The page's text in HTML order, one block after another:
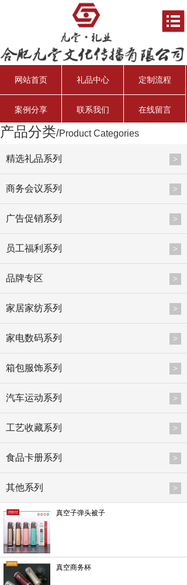
网站首页 礼品中心 定制流程
案例分享 联系我们 在线留言
资产管理经理 行业分析师 资深投资总监
产品分类/Product Categories
精选礼品系列 >
商务会议系列 >
广告促销系列 >
员工福利系列 >
品牌专区 >
家居家纺系列 >
家电数码系列 >
箱包服饰系列 >
汽车运动系列 >
工艺收藏系列 >
食品卡册系列 >
其他系列 >
真空子弹头被子
真空商务杯